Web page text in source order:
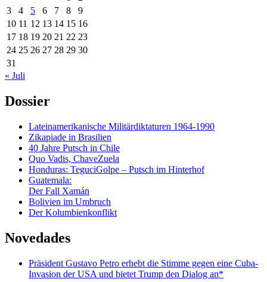
3
4 5 6 7 8
9
10 11 12 13 14 15 16
17 18 19 20 21 22 23
24 25 26 27 28 29 30
31
« Juli
Dossier
Lateinamerikanische Militärdiktaturen 1964-1990
Zikapiade in Brasilien
40 Jahre Putsch in Chile
Quo Vadis, ChaveZuela
Honduras: TeguciGolpe – Putsch im Hinterhof
Guatemala:
Der Fall Xamán
Bolivien im Umbruch
Der Kolumbienkonflikt
Novedades
Präsident Gustavo Petro erhebt die Stimme gegen eine Cuba-
Invasion der USA und bietet Trump den Dialog an*